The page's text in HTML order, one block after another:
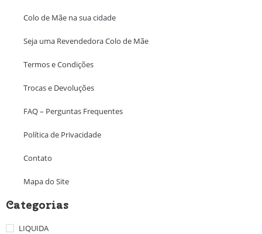
Colo de Mãe na sua cidade
Seja uma Revendedora Colo de Mãe
Termos e Condições
Trocas e Devoluções
FAQ – Perguntas Frequentes
Política de Privacidade
Contato
Mapa do Site
Categorias
LIQUIDA